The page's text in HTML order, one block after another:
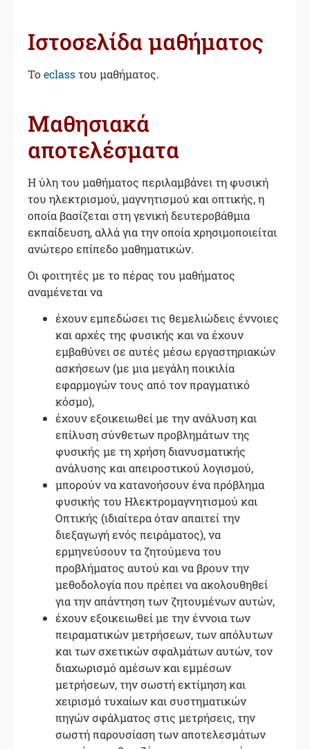
Ιστοσελίδα μαθήματος
Τοeclassτου μαθήματος.
Μαθησιακά
αποτελέσματα
Η ύλη του μαθήματος περιλαμβάνει τη φυσική
του ηλεκτρισμού, μαγνητισμού και οπτικής, η
οποία βασίζεται στη γενική δευτεροβάθμια
εκπαίδευση, αλλά για την οποία χρησιμοποιείται
ανώτερο επίπεδο μαθηματικών.
Οι φοιτητές με το πέρας του μαθήματος
αναμένεται να
έχουν εμπεδώσει τις θεμελιώδεις έννοιες
και αρχές της φυσικής και να έχουν
εμβαθύνει σε αυτές μέσω εργαστηριακών
ασκήσεων (με μια μεγάλη ποικιλία
εφαρμογών τους από τον πραγματικό
κόσμο),
έχουν εξοικειωθεί με την ανάλυση και
επίλυση σύνθετων προβλημάτων της
φυσικής με τη χρήση διανυσματικής
ανάλυσης και απειροστικού λογισμού,
μπορούν να κατανοήσουν ένα πρόβλημα
φυσικής του Ηλεκτρομαγνητισμού και
Οπτικής (ιδιαίτερα όταν απαιτεί την
διεξαγωγή ενός πειράματος), να
ερμηνεύσουν τα ζητούμενα του
προβλήματος αυτού και να βρουν την
μεθοδολογία που πρέπει να ακολουθηθεί
για την απάντηση των ζητουμένων αυτών,
έχουν εξοικειωθεί με την έννοια των
πειραματικών μετρήσεων, των απόλυτων
και των σχετικών σφαλμάτων αυτών, τον
διαχωρισμό αμέσων και εμμέσων
μετρήσεων, την σωστή εκτίμηση και
χειρισμό τυχαίων και συστηματικών
πηγών σφάλματος στις μετρήσεις, την
σωστή παρουσίαση των αποτελεσμάτων